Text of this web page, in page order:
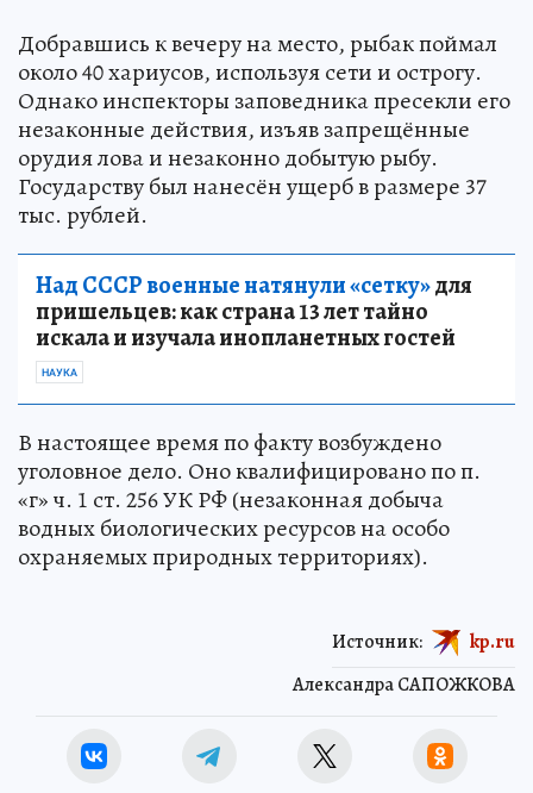
Добравшись к вечеру на место, рыбак поймал
около 40 хариусов, используя сети и острогу.
Однако инспекторы заповедника пресекли его
незаконные действия, изъяв запрещённые
орудия лова и незаконно добытую рыбу.
Государству был нанесён ущерб в размере 37
тыс. рублей.
Над СССР военные натянули «сетку»для
пришельцев: как страна 13 лет тайно
искала и изучала инопланетных гостей
НАУКА
В настоящее время по факту возбуждено
уголовное дело. Оно квалифицировано по п.
«г» ч. 1 ст. 256 УК РФ (незаконная добыча
водных биологических ресурсов на особо
охраняемых природных территориях).
Александра САПОЖКОВА
Источник: kp.ru